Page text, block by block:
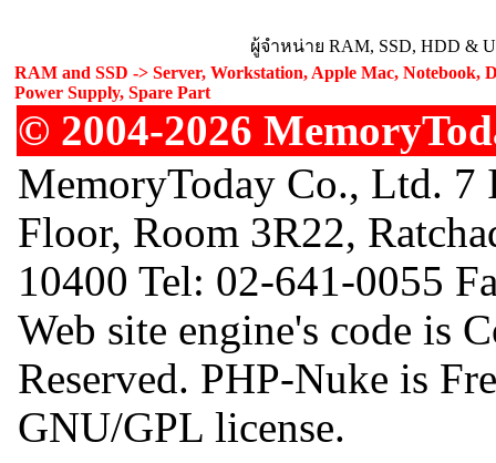
ผู้จำหน่าย RAM, SSD, HDD &
RAM and SSD -> Server, Workstation, Apple Mac, Notebook,
Power Supply, Spare Part
© 2004-2026
MemoryToday Co., Ltd.
Floor, Room 3R22,
10400 Tel: 02-641-0055
Web site engine's code is
Reserved. PHP-Nuke is
GNU/GPL license.